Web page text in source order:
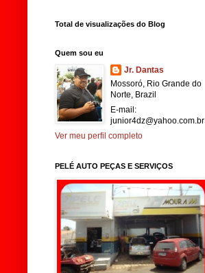
Total de visualizações do Blog
Quem sou eu
Jr. Dantas
Mossoró, Rio Grande do
Norte, Brazil
E-mail:
junior4dz@yahoo.com.br
Ver meu perfil completo
PELÉ AUTO PEÇAS E SERVIÇOS